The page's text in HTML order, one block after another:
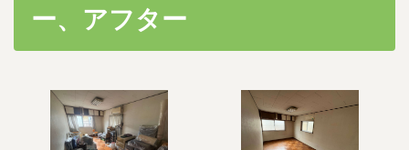
時
ー、アフター